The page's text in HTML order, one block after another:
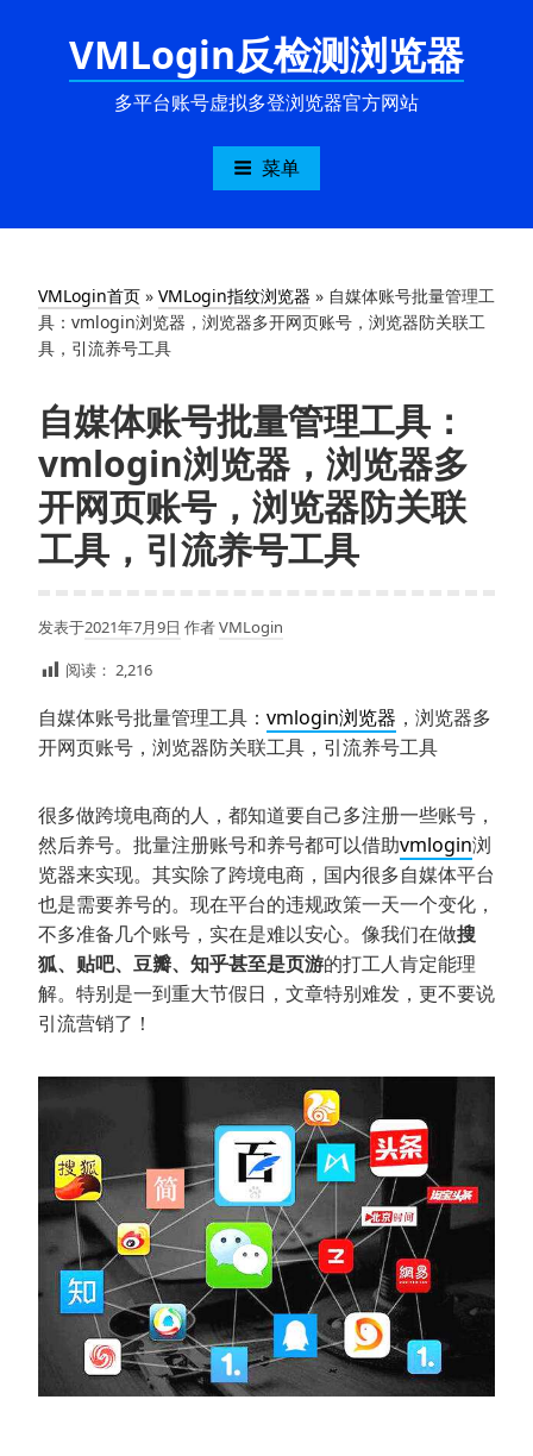
VMLogin反检测浏览器
多平台账号虚拟多登浏览器官方网站
菜单
VMLogin首页 » VMLogin指纹浏览器 » 自媒体账号批量管理工
具：vmlogin浏览器，浏览器多开网页账号，浏览器防关联工
具，引流养号工具
自媒体账号批量管理工具：
vmlogin浏览器，浏览器多
开网页账号，浏览器防关联
工具，引流养号工具
发表于2021年7月9日 作者VMLogin
阅读： 2,216
自媒体账号批量管理工具： vmlogin浏览器 ，浏览器多
开网页账号，浏览器防关联工具，引流养号工具
很多做跨境电商的人，都知道要自己多注册一些账号，
然后养号。批量注册账号和养号都可以借助vmlogin浏
览器来实现。其实除了跨境电商，国内很多自媒体平台
也是需要养号的。现在平台的违规政策一天一个变化，
不多准备几个账号，实在是难以安心。像我们在做搜
狐、贴吧、豆瓣、知乎甚至是页游的打工人肯定能理
解。特别是一到重大节假日，文章特别难发，更不要说
引流营销了！